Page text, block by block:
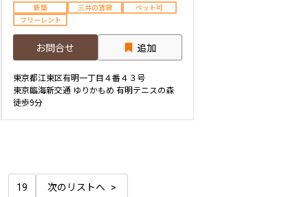
新築 三井の賃貸
ペット可
フリーレント
お問合せ 追加
東京都江東区有明一丁目４番４３号
東京臨海新交通 ゆりかもめ 有明テニスの森
徒歩9分
19 次のリストへ